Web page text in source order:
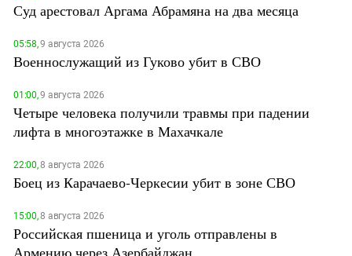
Суд арестовал Аргама Абрамяна на два месяца
05:58,9 августа 2026
Военнослужащий из Гуково убит в СВО
01:00,9 августа 2026
Четыре человека получили травмы при падении
лифта в многоэтажке в Махачкале
22:00,8 августа 2026
Боец из Карачаево-Черкесии убит в зоне СВО
15:00,8 августа 2026
Российская пшеница и уголь отправлены в